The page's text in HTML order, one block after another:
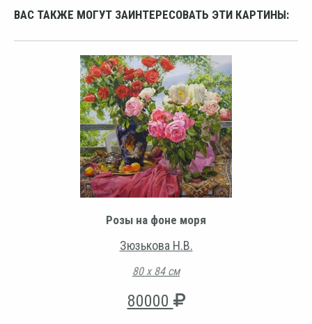
ВАС ТАКЖЕ МОГУТ ЗАИНТЕРЕСОВАТЬ ЭТИ КАРТИНЫ:
Розы на фоне моря
Зюзькова Н.В.
80 х 84 см
80000